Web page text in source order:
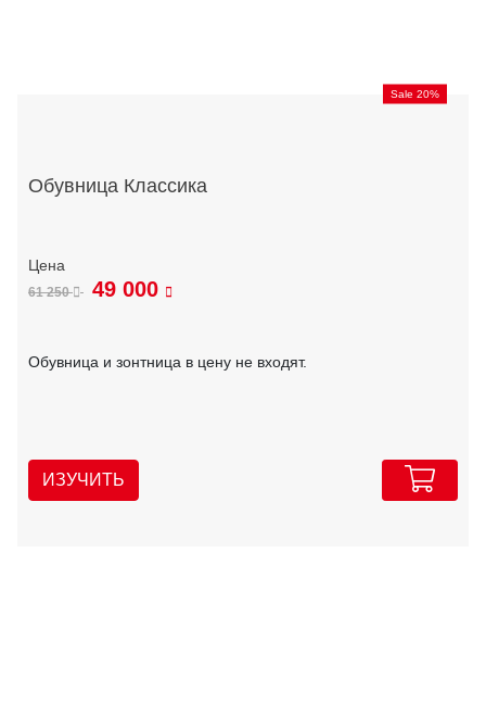
Sale 20%
Обувница Классика
61 250 49 000
Обувница и зонтница в цену не входят.
ИЗУЧИТЬ